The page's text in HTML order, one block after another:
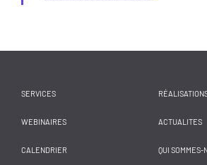
SERVICES
WEBINAIRES ACTUALITES
CALENDRIER QUI SOMMES-